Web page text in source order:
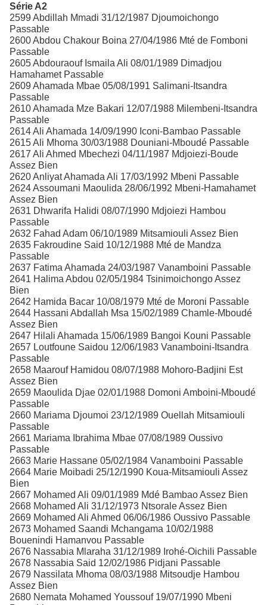
Série A2
2599 Abdillah Mmadi 31/12/1987 Djoumoichongo
Passable
2600 Abdou Chakour Boina 27/04/1986 Mté de Fomboni
Passable
2605 Abdouraouf Ismaila Ali 08/01/1989 Dimadjou
Hamahamet Passable
2609 Ahamada Mbae 05/08/1991 Salimani-Itsandra
Passable
2610 Ahamada Mze Bakari 12/07/1988 Milembeni-Itsandra
Passable
2614 Ali Ahamada 14/09/1990 Iconi-Bambao Passable
2615 Ali Mhoma 30/03/1988 Douniani-Mboudé Passable
2617 Ali Ahmed Mbechezi 04/11/1987 Mdjoiezi-Boude
Assez Bien
2620 Anliyat Ahamada Ali 17/03/1992 Mbeni Passable
2624 Assoumani Maoulida 28/06/1992 Mbeni-Hamahamet
Assez Bien
2631 Dhwarifa Halidi 08/07/1990 Mdjoiezi Hambou
Passable
2632 Fahad Adam 06/10/1989 Mitsamiouli Assez Bien
2635 Fakroudine Said 10/12/1988 Mté de Mandza
Passable
2637 Fatima Ahamada 24/03/1987 Vanamboini Passable
2641 Halima Abdou 02/05/1984 Tsinimoichongo Assez
Bien
2642 Hamida Bacar 10/08/1979 Mté de Moroni Passable
2644 Hassani Abdallah Msa 15/02/1989 Chamle-Mboudé
Assez Bien
2647 Hilali Ahamada 15/06/1989 Bangoi Kouni Passable
2657 Loutfoune Saidou 12/06/1983 Vanamboini-Itsandra
Passable
2658 Maarouf Hamidou 08/07/1988 Mohoro-Badjini Est
Assez Bien
2659 Maoulida Djae 02/01/1988 Domoni Amboini-Mboudé
Passable
2660 Mariama Djoumoi 23/12/1989 Ouellah Mitsamiouli
Passable
2661 Mariama Ibrahima Mbae 07/08/1989 Oussivo
Passable
2663 Marie Hassane 05/02/1984 Vanamboini Passable
2664 Marie Moibadi 25/12/1990 Koua-Mitsamiouli Assez
Bien
2667 Mohamed Ali 09/01/1989 Mdé Bambao Assez Bien
2668 Mohamed Ali 31/12/1973 Ntsorale Assez Bien
2669 Mohamed Ali Ahmed 06/06/1986 Oussivo Passable
2673 Mohamed Saandi Mchangama 10/02/1988
Bouenindi Hamanvou Passable
2676 Nassabia Mlaraha 31/12/1989 Irohé-Oichili Passable
2678 Nassabia Said 12/02/1986 Pidjani Passable
2679 Nassilata Mhoma 08/03/1988 Mitsoudje Hambou
Assez Bien
2680 Nemata Mohamed Youssouf 19/07/1990 Mbeni